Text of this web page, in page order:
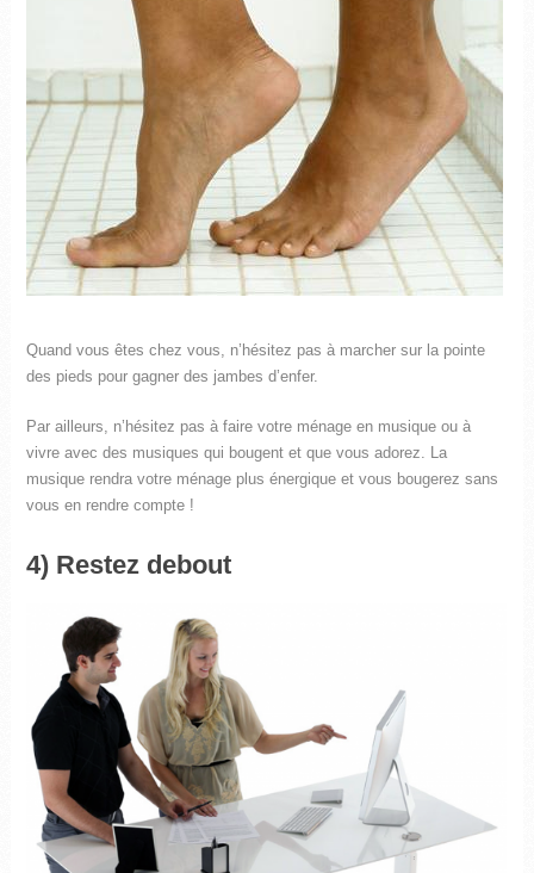
Quand vous êtes chez vous, n’hésitez pas à marcher sur la pointe
des pieds pour gagner des jambes d’enfer.
Par ailleurs, n’hésitez pas à faire votre ménage en musique ou à
vivre avec des musiques qui bougent et que vous adorez. La
musique rendra votre ménage plus énergique et vous bougerez sans
vous en rendre compte !
4) Restez debout